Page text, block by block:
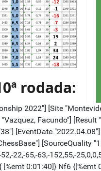
rodada: